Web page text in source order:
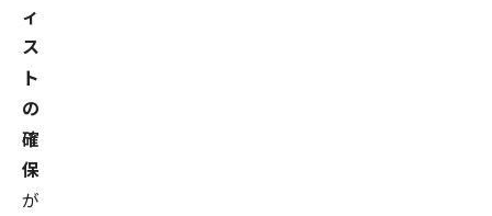
ィ
ス
ト
の
確
保
が